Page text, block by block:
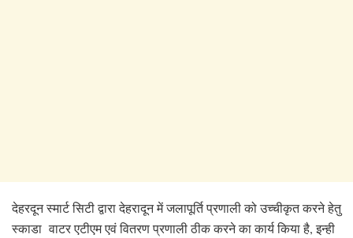
देहरदून स्मार्ट सिटी द्वारा देहरादून में जलापूर्ति प्रणाली को उच्चीकृत करने हेतु
स्काडा वाटर एटीएम एवं वितरण प्रणाली ठीक करने का कार्य किया है, इन्ही